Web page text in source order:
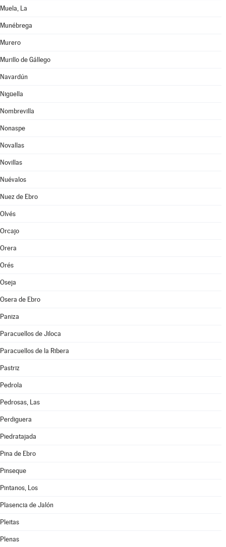
Muela, La
Munébrega
Murero
Murillo de Gállego
Navardún
Nigüella
Nombrevilla
Nonaspe
Novallas
Novillas
Nuévalos
Nuez de Ebro
Olvés
Orcajo
Orera
Orés
Oseja
Osera de Ebro
Paniza
Paracuellos de Jiloca
Paracuellos de la Ribera
Pastriz
Pedrola
Pedrosas, Las
Perdiguera
Piedratajada
Pina de Ebro
Pinseque
Pintanos, Los
Plasencia de Jalón
Pleitas
Plenas